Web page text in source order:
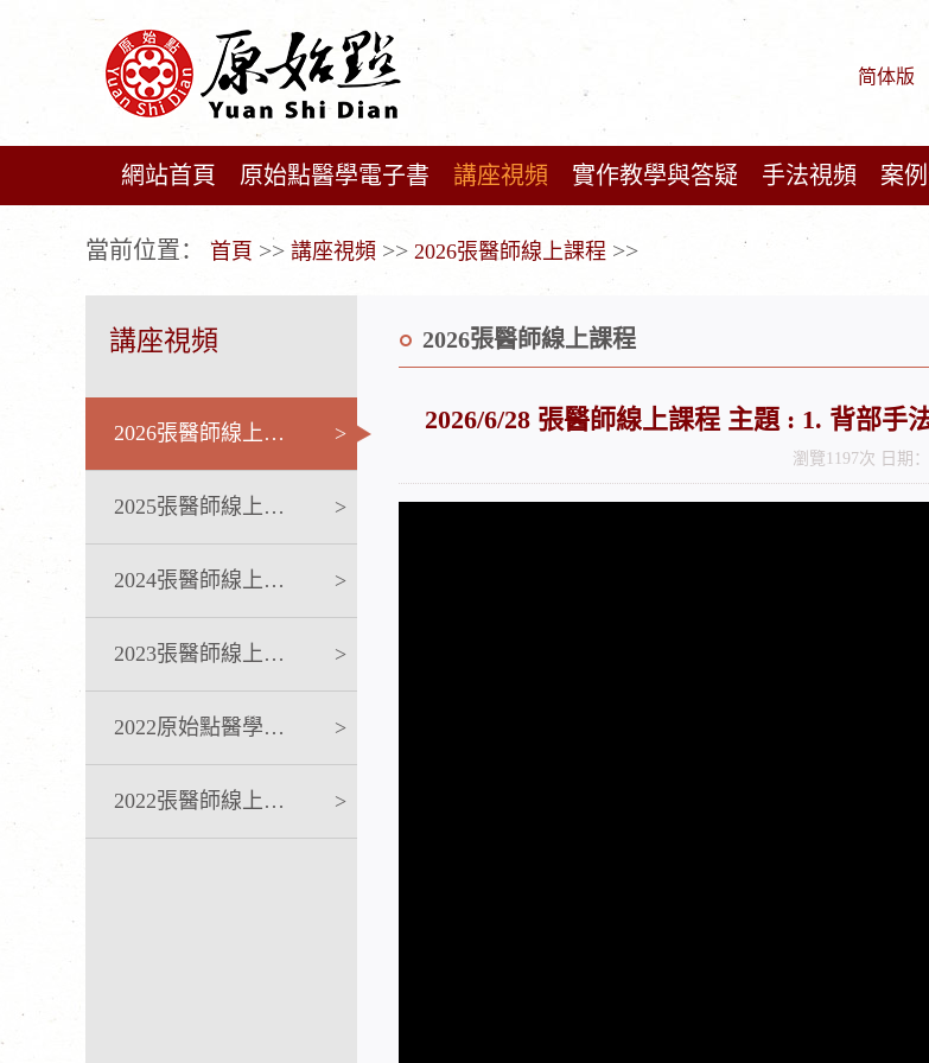
简体版
網站首頁 原始點醫學電子書 講座視頻 實作教學與答疑 手法視頻 案
當前位置： 首頁 >> 講座視頻 >> 2026張醫師線上課程 >>
講座視頻
2026張醫師線上課程 >
2025張醫師線上課程 >
2024張醫師線上課程 >
2023張醫師線上課程 >
2022原始點醫學完整版講座 >
2022張醫師線上課程 >
2026張醫師線上課程
2026/6/28 張醫師線上課程 主題 : 1. 背部
瀏覽1197次 日期